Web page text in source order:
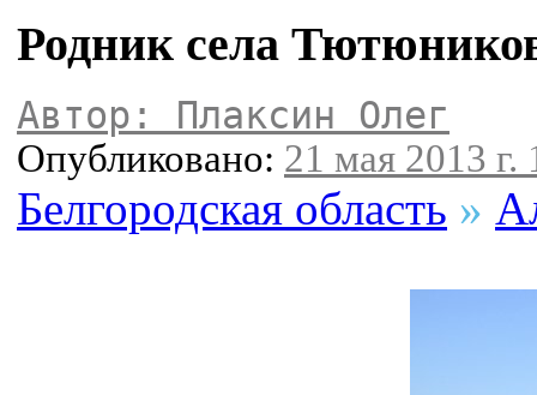
Родник села
Автор: Плаксин Олег
Опубликовано: 21 мая 2013 г.
Белгородская область »